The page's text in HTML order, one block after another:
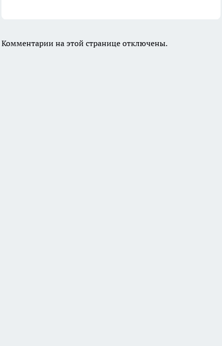
Комментарии на этой странице отключены.